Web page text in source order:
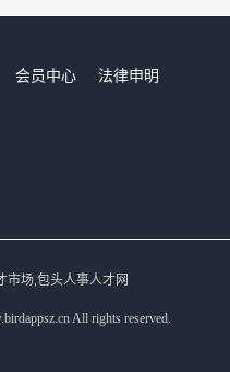
会员中心
法律申明
市场,包头人事人才网
All rights reserved.